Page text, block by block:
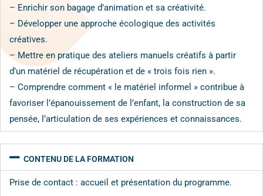
– Enrichir son bagage d’animation et sa créativité.
– Développer une approche écologique des activités
créatives.
– Mettre en pratique des ateliers manuels créatifs à partir
d’un matériel de récupération et de « trois fois rien ».
– Comprendre comment « le matériel informel » contribue à
favoriser l’épanouissement de l’enfant, la construction de sa
pensée, l’articulation de ses expériences et connaissances.
CONTENU DE LA FORMATION
Prise de contact : accueil et présentation du programme.